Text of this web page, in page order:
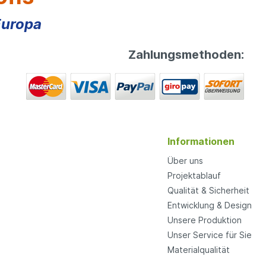
Abmessung: ca. 130x130x230mm (BxTxH)
Zahlungsmethoden:
Informationen
Über uns
Projektablauf
Qualität & Sicherheit
Entwicklung & Design
Unsere Produktion
Unser Service für Sie
Materialqualität